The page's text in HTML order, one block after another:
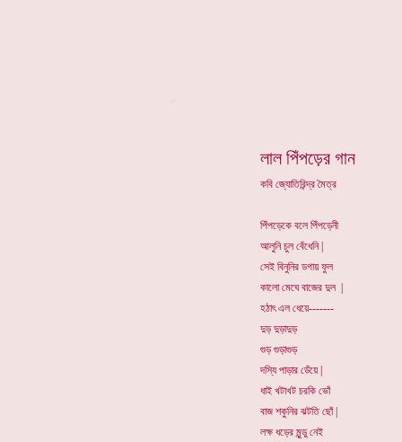
লাল পিঁপড়ের গান
কবি জ্যোতিরিন্দ্র মৈত্র
পিঁপড়েকে বলে পিঁপড়েনী
আলুনি চুল বেঁধেনি |
সেই বিনুনির ডগায় ফুল
কালো মেঘে বাজের দুল |
হঠাৎ এল ধেয়ে-------
দুড় দুড়াদুড়
গুড় গুড়াগুড়
দস্যি পাড়ার ডেঁয়ে |
ধাই খটাখট চরকি ভোঁ
বাজ শকুনির ঝটতি ছোঁ |
লক্ষ ধড়ের মুন্ডু নেই